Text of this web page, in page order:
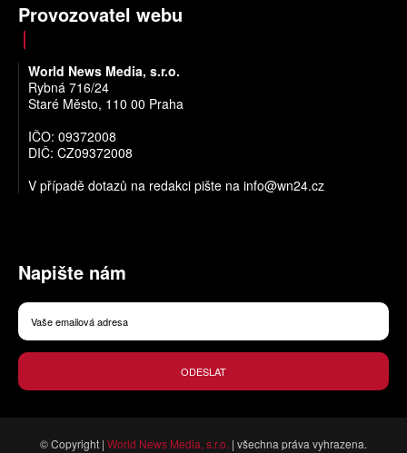
Provozovatel webu
World News Media, s.r.o.
Rybná 716/24
Staré Město, 110 00 Praha
IČO: 09372008
DIČ: CZ09372008
V případě dotazů na redakci pište na info@wn24.cz
Napište nám
ODESLAT
© Copyright | World News Media, s.r.o. | všechna práva vyhrazena.